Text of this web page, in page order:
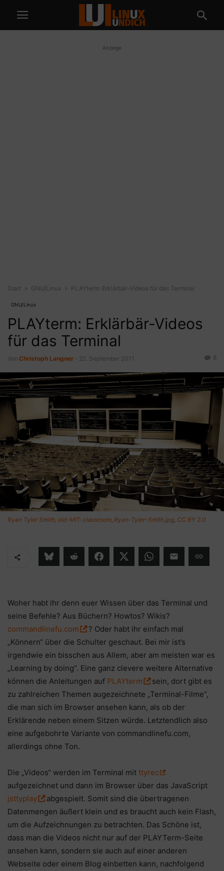
Anzeige
Start GNU/Linux PLAYterm: Erklärbär-Videos für das Terminal
GNU/Linux
PLAYterm: Erklärbär-Videos
für das Terminal
Von Christoph Langner 22. September 2011 8
Ryan Tyler Smith, old-MIT-classroom_Ryan-Tyler-Smith.jpg CC BY 2.0
Woher habt ihr denn euer Wissen über das Terminal und
seine Befehle? Aus Büchern? Howtos? Wikis?
commandlinefu.com
? Oder habt ihr einfach mal
„Könnern“ über die Schulter geschaut. Bei mir ist’s
irgendwie ein bisschen aus Allem, aber am meisten war es
„Learning by doing“. Eine ganz clevere weitere Alternative
können die Anleitungen auf PLAYterm
sein, dort gibt es
zu zahlreichen Themen augezeichnete „Terminal-Filme“,
die man sich im Browser ansehen kann, als ob der
Erklärende neben einem Sitzen würde. Letztendlich also
eine aufgebohrte Variante von commandlinefu.com,
allerdings ohne Ton.
Die „Videos“ werden im Terminal mit ttyrec
aufgezeichnet und dann im Browser über das JavaScript
jsttyplay
abgespielt. Somit sind die übertragenen
Datenmengen äußert klein und es braucht auch kein Flash,
um die Aufzeichnungen zu betrachten. Das Schöne ist,
dass man die Videos nicht nur auf der PLAYTerm-Seite
ansehen kann, sondern sie auch auf einer anderen
Webseite oder einem Blog einbetten kann, nachfolgend